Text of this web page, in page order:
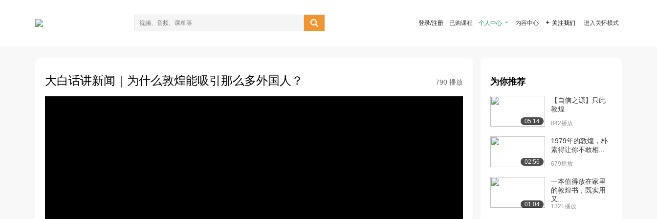
 登录/注册 已购课程 个人中心  内容中心  关注我们 进入关怀模式
大白话讲新闻｜为什么敦煌能吸引那么多外国人？ 790 播放 为你推荐
05:14
【自信之源】只此
敦煌
842播放
02:56
1979年的敦煌，朴
素得让你不敢相...
679播放
01:04
一本值得放在家里
的敦煌书，既实用
又...
1321播放